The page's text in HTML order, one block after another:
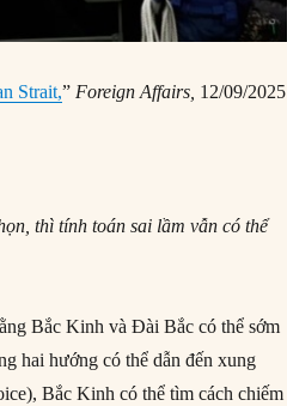
Strait,” Foreign Affairs, 12/09/2025
thì tính toán sai lầm vẫn có thể
Bắc Kinh và Đài Bắc có thể sớm
hai hướng có thể dẫn đến xung
Bắc Kinh có thể tìm cách chiếm